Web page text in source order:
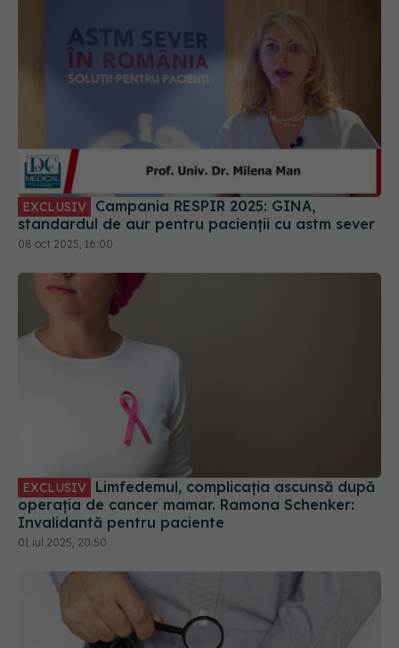
EXCLUSIV
standardul de aur pentru pacienții cu astm sever
08 oct 2025, 16:00
EXCLUSIV
operația de cancer mamar. Ramona Schenker:
Invalidantă pentru paciente
01 iul 2025, 20:50